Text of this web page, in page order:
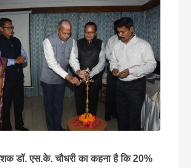
डॉ. एस.के. चौधरी का कहना है कि 20%